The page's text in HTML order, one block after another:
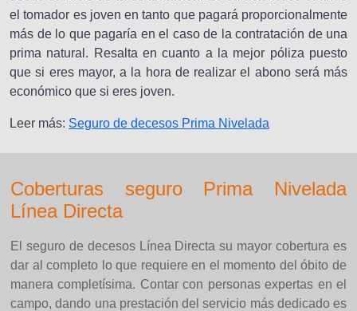
el tomador es joven en tanto que pagará proporcionalmente
más de lo que pagaría en el caso de la contratación de una
prima natural. Resalta en cuanto a la mejor póliza puesto
que si eres mayor, a la hora de realizar el abono será más
económico que si eres joven.
Leer más: Seguro de decesos Prima Nivelada
Coberturas seguro Prima Nivelada
Línea Directa
El seguro de decesos Línea Directa su mayor cobertura es
dar al completo lo que requiere en el momento del óbito de
manera completísima. Contar con personas expertas en el
campo, dando una prestación del servicio más dedicado es